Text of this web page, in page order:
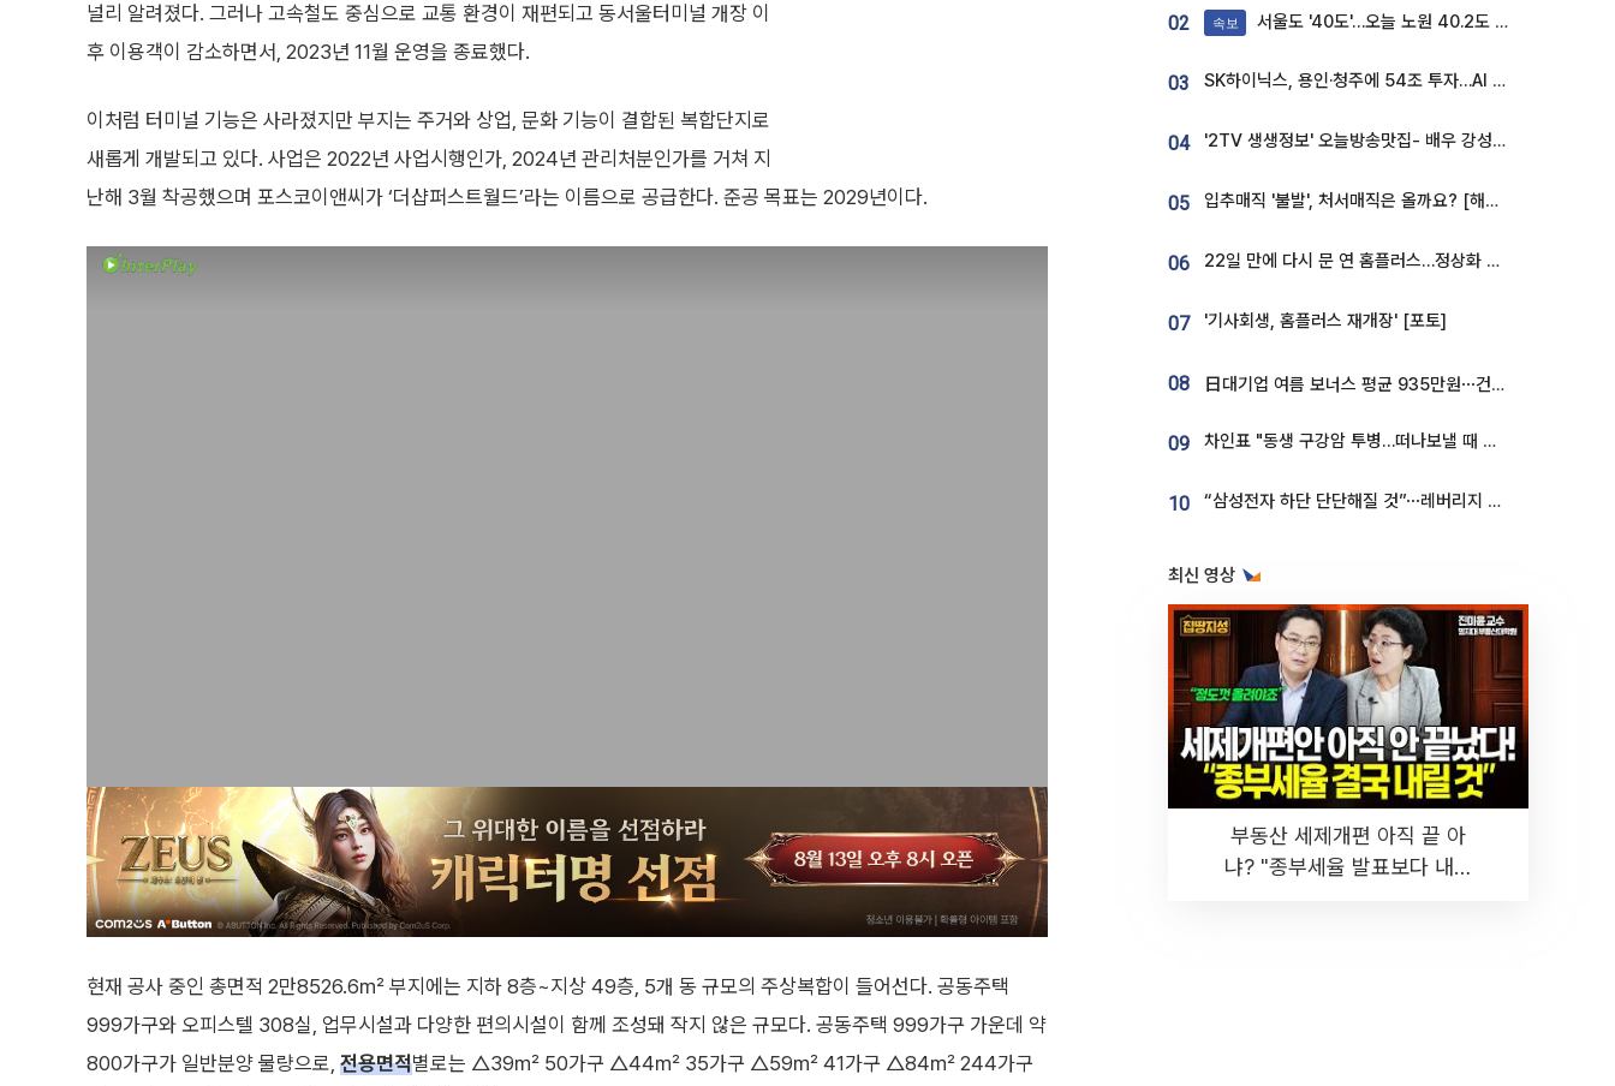
널리 알려졌다. 그러나 고속철도 중심으로 교통 환경이 재편되고 동서울터미널 개장 이
후 이용객이 감소하면서, 2023년 11월 운영을 종료했다.
이처럼 터미널 기능은 사라졌지만 부지는 주거와 상업, 문화 기능이 결합된 복합단지로
새롭게 개발되고 있다. 사업은 2022년 사업시행인가, 2024년 관리처분인가를 거쳐 지
난해 3월 착공했으며 포스코이앤씨가 ‘더샵퍼스트월드’라는 이름으로 공급한다. 준공 목표는 2029년이다.
현재 공사 중인 총면적 2만8526.6㎡ 부지에는 지하 8층~지상 49층, 5개 동 규모의 주상복합이 들어선다. 공동주택
999가구와 오피스텔 308실, 업무시설과 다양한 편의시설이 함께 조성돼 작지 않은 규모다. 공동주택 999가구 가운데 약
800가구가 일반분양 물량으로, 전용면적별로는 △39㎡ 50가구 △44㎡ 35가구 △59㎡ 41가구 △84㎡ 244가구
02 속보 서울도 '40도'…오늘 노원 40.2도 기록
03 SK하이닉스, 용인·청주에 54조 투자…AI 메모리 생산기지 키운다
04 '2TV 생생정보' 오늘방송맛집- 배우 강성진 단골! 쌀국수ㆍ푸팟퐁 커리 맛집 '블○○○'
05 입추매직 '불발', 처서매직은 올까요? [해시태그]
06 22일 만에 다시 문 연 홈플러스…정상화 바쁜데 재고 없어 ‘발동동’[가보니]
07 '기사회생, 홈플러스 재개장' [포토]
08 日대기업 여름 보너스 평균 935만원⋯건설회사 1800만 넘어
09 차인표 "동생 구강암 투병…떠나보낼 때 가장 힘들었다”
10 “삼성전자 하단 단단해질 것”⋯레버리지 규제에 쏠림 완화 [찐코노미]
최신 영상
부동산 세제개편 아직 끝 아
냐? "종부세율 발표보다 내릴